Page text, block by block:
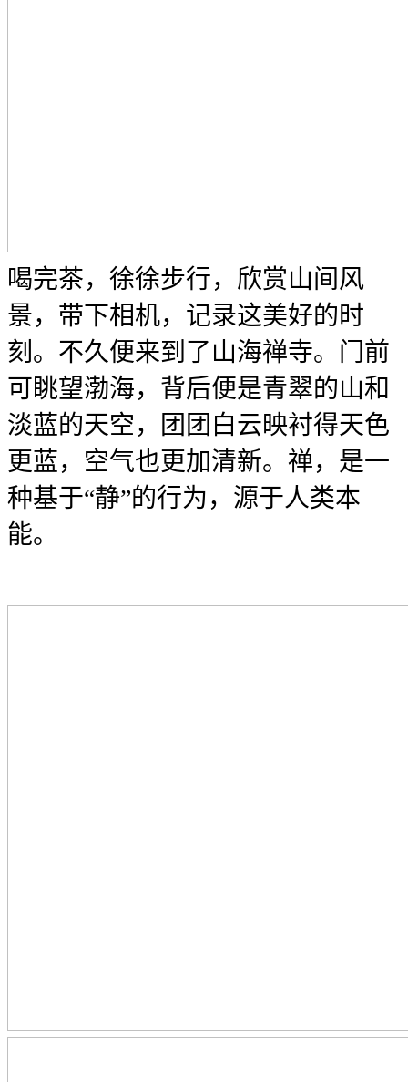
喝完茶，徐徐步行，欣赏山间风
景，带下相机，记录这美好的时
刻。不久便来到了山海禅寺。门前
可眺望渤海，背后便是青翠的山和
淡蓝的天空，团团白云映衬得天色
更蓝，空气也更加清新。禅，是一
种基于“静”的行为，源于人类本
能。